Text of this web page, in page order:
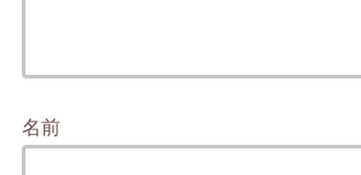
名前